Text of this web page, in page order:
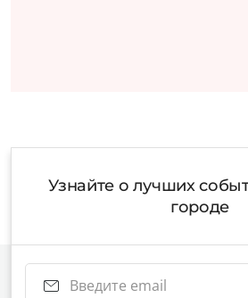
Узнайте о лучших
городе